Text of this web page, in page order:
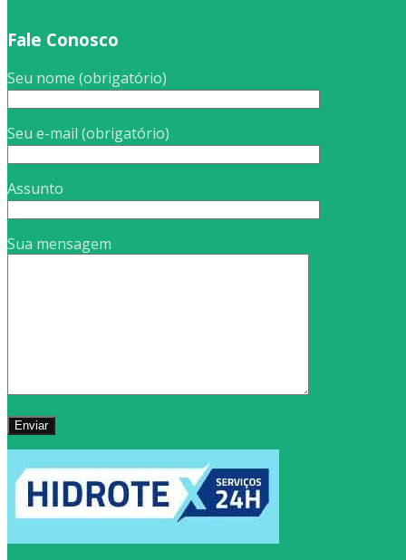
Fale Conosco
Seu nome (obrigatório)
Seu e-mail (obrigatório)
Assunto
Sua mensagem